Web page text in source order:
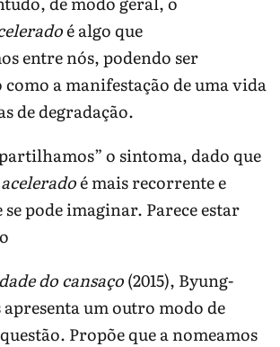
é algo que
entre nós, podendo ser
a manifestação de uma vida
de degradação.
o sintoma, dado que
é mais recorrente e
pode imaginar. Parece estar
do cansaço(2015), Byung-
um outro modo de
Propõe que a nomeamos